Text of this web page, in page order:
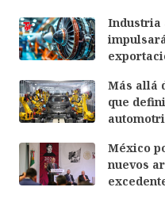
Industria
Más allá
que
México
nuevos